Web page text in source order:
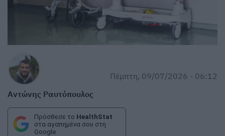
Αντώνης Ραυτόπουλος
Πέμπτη, 09/07/2026 - 06:12
Πρόσθεσε το HealthStat
στα αγαπημένα σου στη
Google